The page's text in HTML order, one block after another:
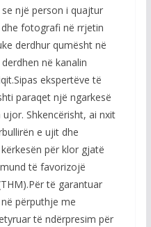
një person i quajtur
fotografi në rrjetin
derdhur qumësht në
në kanalin
ekspertëve të
paraqet një ngarkesë
Shkencërisht, ai nxit
e ujit dhe
për klor gjatë
të favorizojë
të garantuar
përputhje me
të ndërpresim për